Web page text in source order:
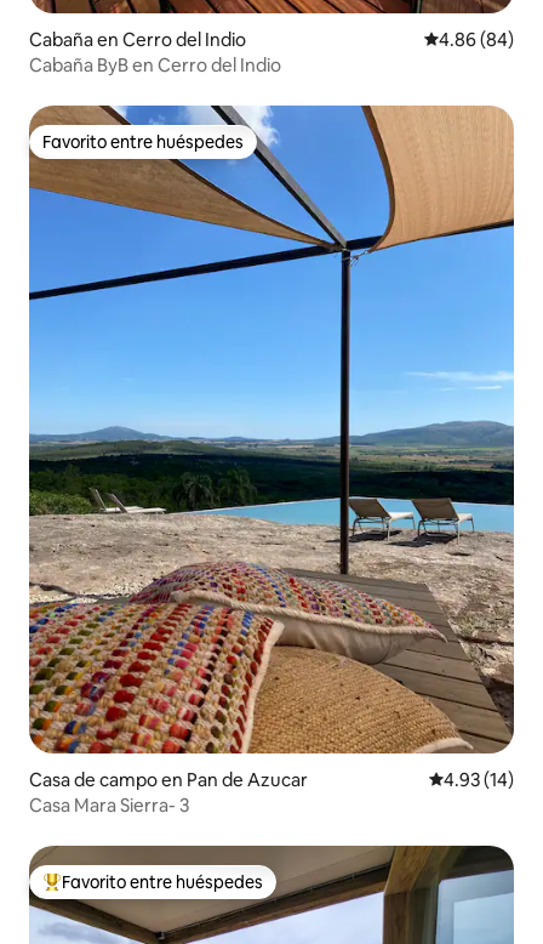
Cabaña en Cerro del Indio Calificación
4.86 (84)
Cabaña ByB en Cerro del Indio
Favorito entre huéspedes
Favorito entre huéspedes
Casa de campo en Pan de Azucar Calificación
4.93 (14)
Casa Mara Sierra- 3
Favorito entre huéspedes preferido
Favorito entre huéspedes